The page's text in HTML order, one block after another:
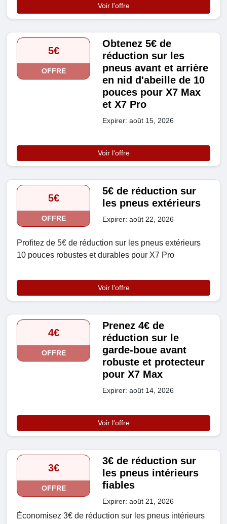
Voir l'offre
5€
OFFRE
Obtenez 5€ de
réduction sur les
pneus avant et arrière
en nid d'abeille de 10
pouces pour X7 Max
et X7 Pro
Expirer: août 15, 2026
Voir l'offre
5€
OFFRE
5€ de réduction sur
les pneus extérieurs
Expirer: août 22, 2026
Profitez de 5€ de réduction sur les pneus extérieurs
10 pouces robustes et durables pour X7 Pro
Voir l'offre
4€
OFFRE
Prenez 4€ de
réduction sur le
garde-boue avant
robuste et protecteur
pour X7 Max
Expirer: août 14, 2026
Voir l'offre
3€
OFFRE
3€ de réduction sur
les pneus intérieurs
fiables
Expirer: août 21, 2026
Économisez 3€ de réduction sur les pneus intérieurs